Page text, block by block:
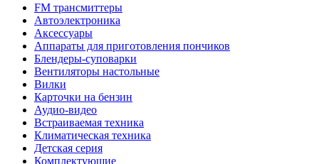
FM трансмиттеры
Автоэлектроника
Аксессуары
Аппараты для приготовления пончиков
Блендеры-суповарки
Вентиляторы настольные
Вилки
Карточки на бензин
Аудио-видео
Встраиваемая техника
Климатическая техника
Детская серия
Комплектующие